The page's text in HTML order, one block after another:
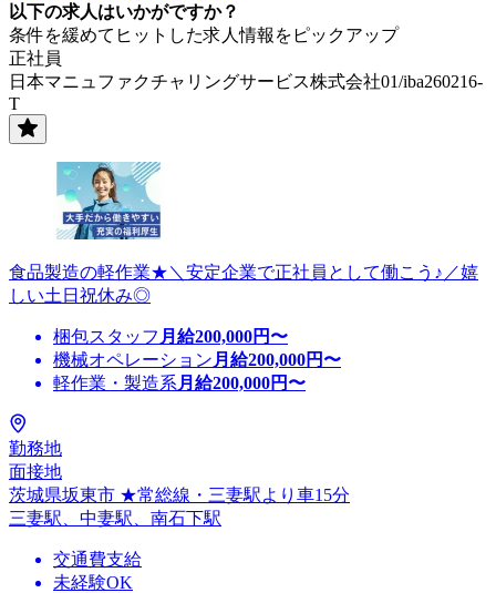
以下の求人はいかがですか？
条件を緩めてヒットした求人情報をピックアップ
正社員
日本マニュファクチャリングサービス株式会社01/iba260216-
T
食品製造の軽作業★＼安定企業で正社員として働こう♪／嬉
しい土日祝休み◎
梱包スタッフ 月給200,000円〜
機械オペレーション 月給200,000円〜
軽作業・製造系 月給200,000円〜
勤務地
面接地
茨城県坂東市 ★常総線・三妻駅より車15分
三妻駅、中妻駅、南石下駅
交通費支給
未経験OK